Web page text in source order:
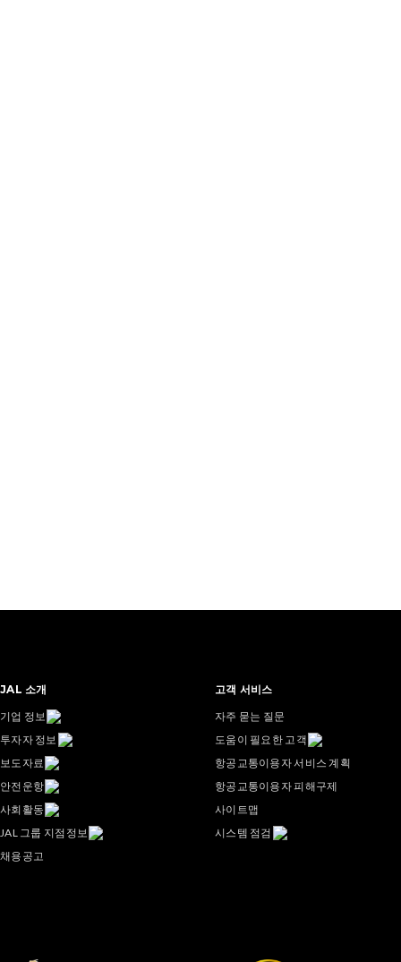
JAL 소개
기업 정보
투자자 정보
보도자료
안전운항
사회활동
JAL 그룹 지점정보
채용공고
고객 서비스
자주 묻는 질문
도움이 필요한 고객
항공교통이용자 서비스 계획
항공교통이용자 피해구제
사이트맵
시스템 점검